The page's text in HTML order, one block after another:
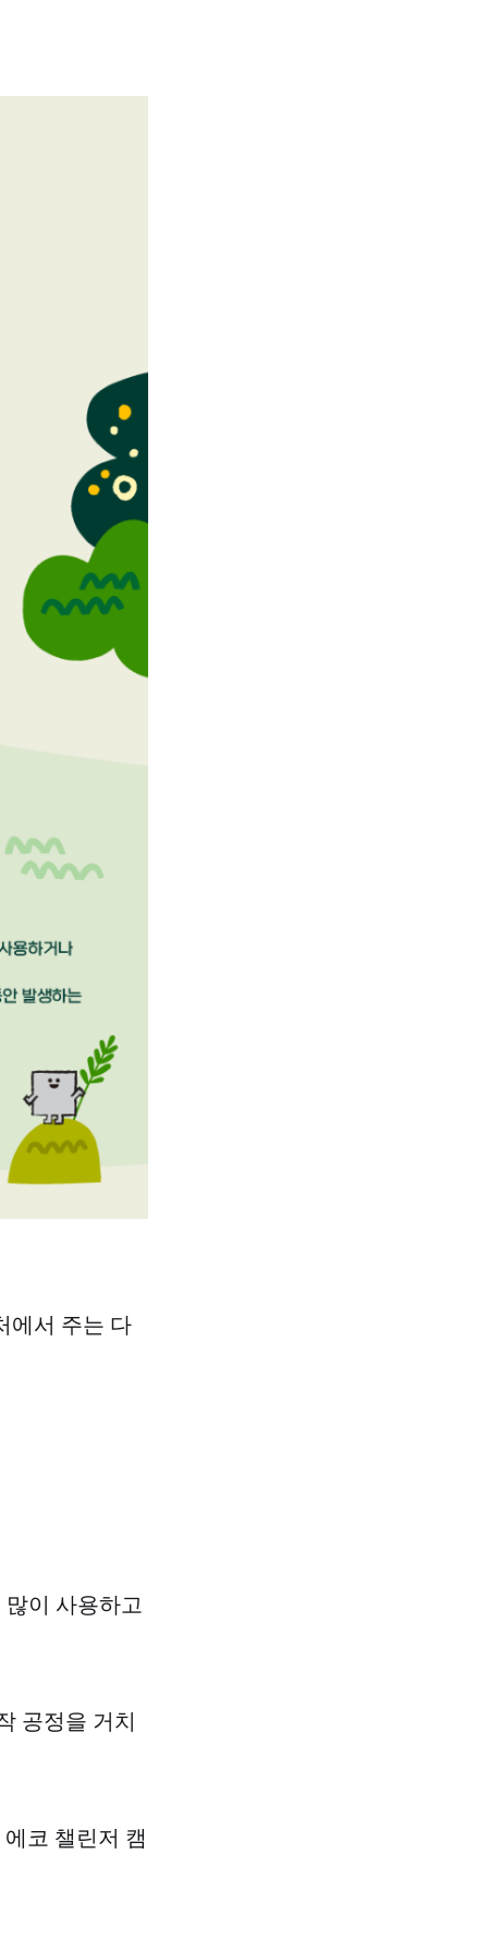
에서 주는 다
이 사용하고
공정을 거치
코 챌린저 캠